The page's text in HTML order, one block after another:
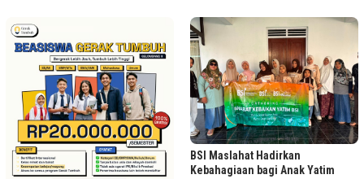
BSI Maslahat Hadirkan
Kebahagiaan bagi Anak Yatim